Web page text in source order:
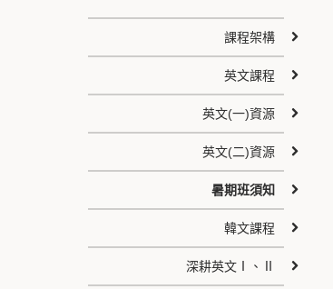
課程架構
英文課程
英文(一)資源
英文(二)資源
暑期班須知
韓文課程
深耕英文Ⅰ、Ⅱ